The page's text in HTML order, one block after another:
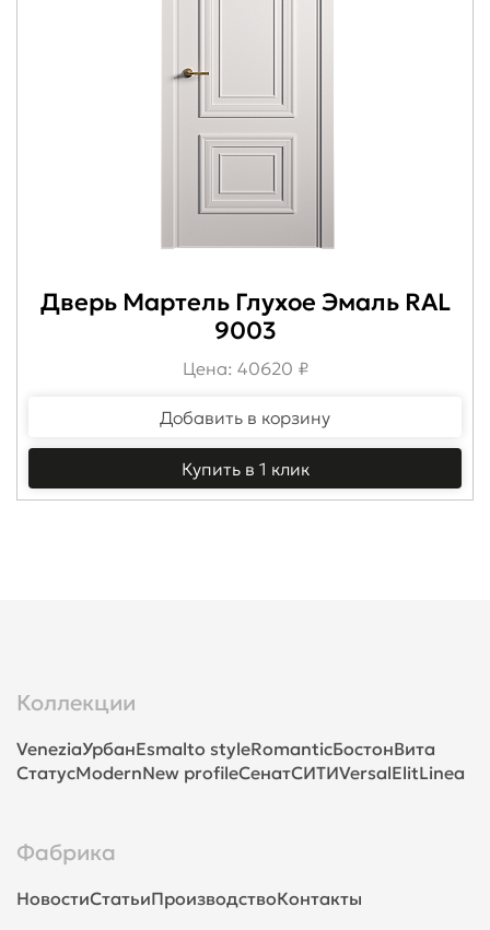
Дверь Мартель Глухое Эмаль RAL
9003
Цена: 40620 ₽
Добавить в корзину
Купить в 1 клик
Коллекции
VeneziaУрбанEsmalto styleRomanticБостонВита
СтатусModernNew profileСенатСИТИVersalElitLinea
Фабрика
НовостиСтатьиПроизводствоКонтакты